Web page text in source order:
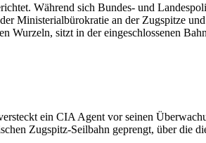
Während sich Bundes- und
Ministerialbürokratie an der Zugspitze
Wurzeln, sitzt in der eingeschlossenen
ein CIA Agent vor seinen
Zugspitz-Seilbahn geprengt, über